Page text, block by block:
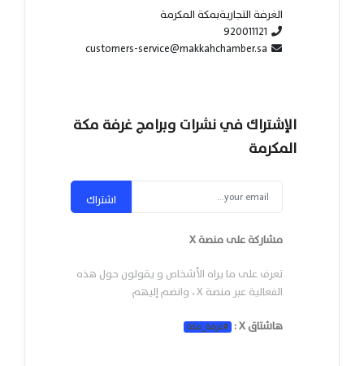
الغرفة التجاريةبمكة المكرمة
920011121
customers-service@makkahchamber.sa
الإشتراك في نشرات وبرامج غرفة مكة
المكرمة
اشتراك
مشاركة على منصة X
تعرف على ما يراه الأشخاص و يقولون حول هذه
الفعالية عبر منصة X ، وانضم إليهم
هاشتاق X :
#غرفة_مكة